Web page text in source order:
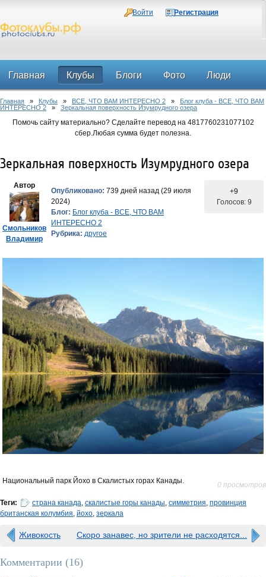
Войти Регистрация
Главная Клубы Блоги Фото Люди
Форум
Главная » Клубы » ВСЕ, ЧТО ВАМ ИНТЕРЕСНО 2 » Блог клуба - ВСЕ, ЧТО ВАМ
ИНТЕРЕСНО 2 » Зеркальная поверхность Изумрудного озера
Помочь сайту материально? Сделайте перевод на 4817760231077102
сбер.Любая сумма будет полезна.
Зеркальная поверхность Изумрудного озера
Автор
Смольников
Владимир
Опубликовано: 739 дней назад (29 июля
2024)
Блог: Блог клуба - ВСЕ, ЧТО ВАМ
ИНТЕРЕСНО 2
Рубрика: другое
+9
Голосов: 9
Национальный парк Йохо в Скалистых горах Канады. 0 просмотров
Теги: страна канада, скалистые горы канады, симметрия, провинция
британская колумбия, йохо, зеркала
Живокость Скоро занавес, но зрители не расходятся...
Комментарии (16)